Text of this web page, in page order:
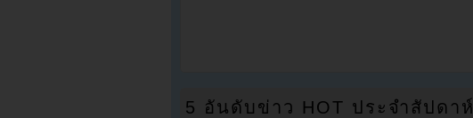
5 อันดับข่าว HOT ประจำสัปดาห์